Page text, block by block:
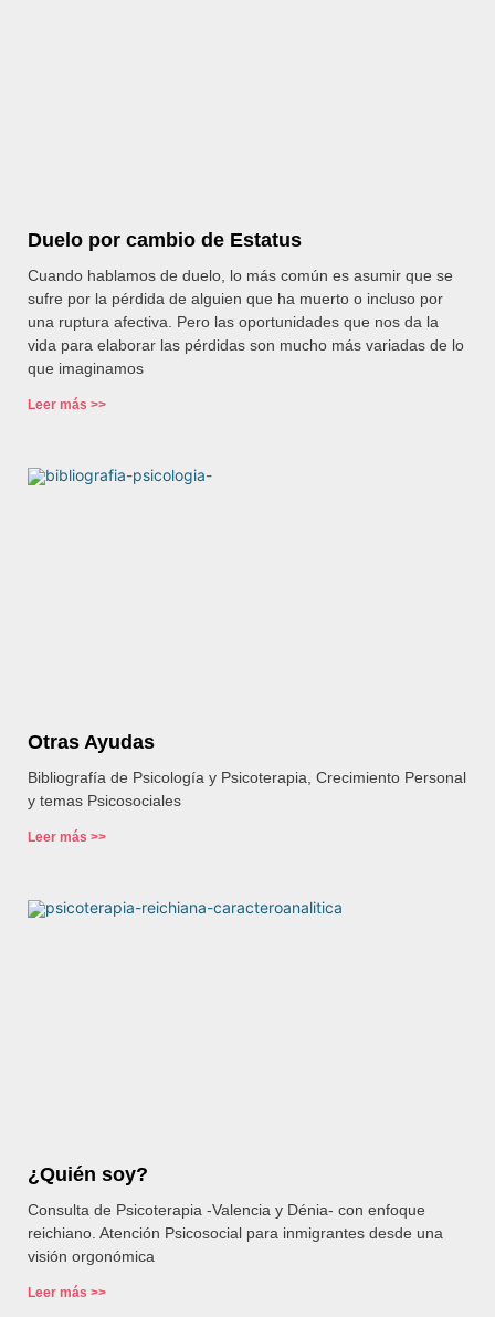
Duelo por cambio de Estatus
Cuando hablamos de duelo, lo más común es asumir que se
sufre por la pérdida de alguien que ha muerto o incluso por
una ruptura afectiva. Pero las oportunidades que nos da la
vida para elaborar las pérdidas son mucho más variadas de lo
que imaginamos
Leer más >>
Otras Ayudas
Bibliografía de Psicología y Psicoterapia, Crecimiento Personal
y temas Psicosociales
Leer más >>
¿Quién soy?
Consulta de Psicoterapia -Valencia y Dénia- con enfoque
reichiano. Atención Psicosocial para inmigrantes desde una
visión orgonómica
Leer más >>